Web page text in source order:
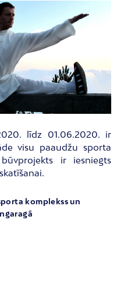
līdz 01.06.2020. ir
visu paaudžu sporta
ir iesniegts
komplekss un